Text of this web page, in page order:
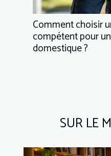
Comment choisir
compétent pour
domestique ?
SUR LE